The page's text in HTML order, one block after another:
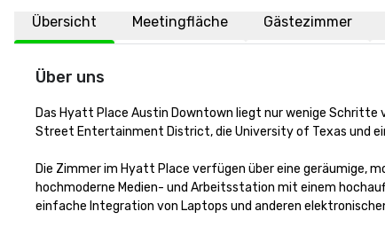
Übersicht Meetingfläche Gästezimmer
Über uns
Das Hyatt Place Austin Downtown liegt nur wenige
Street Entertainment District, die University of Texas und
Die Zimmer im Hyatt Place verfügen über eine geräumige,
hochmoderne Medien- und Arbeitsstation mit einem
einfache Integration von Laptops und anderen